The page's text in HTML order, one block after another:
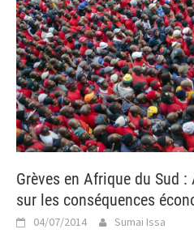
Grèves en Afrique du Sud :
sur les conséquences
04/07/2014 Sumai Issa